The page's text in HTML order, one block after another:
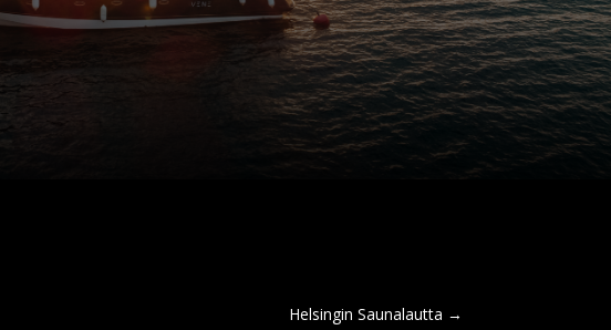
Helsingin Saunalautta →